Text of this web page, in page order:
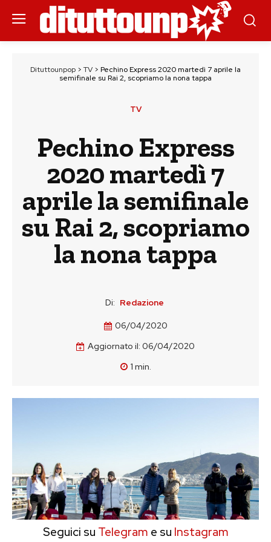
Dituttounpop > TV > Pechino Express 2020 martedì 7 aprile la
semifinale su Rai 2, scopriamo la nona tappa
TV
Pechino Express
2020 martedì 7
aprile la semifinale
su Rai 2, scopriamo
la nona tappa
Di: Redazione
06/04/2020
Aggiornato il: 06/04/2020
1 min.
Seguici su Telegram e su Instagram